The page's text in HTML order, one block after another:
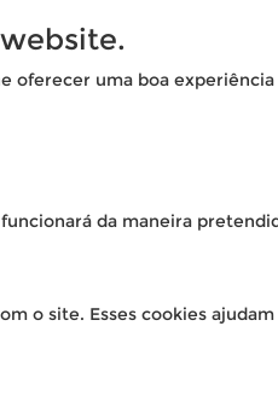
uma boa experiência
da maneira
o site. Esses cookies